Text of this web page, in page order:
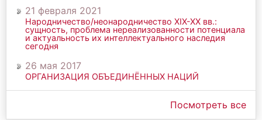
21 февраля 2021
Народничество/неонародничество ХIХ-ХХ вв.:
сущность, проблема нереализованности потенциала
и актуальность их интеллектуального наследия
сегодня
26 мая 2017
ОРГАНИЗАЦИЯ ОБЪЕДИНЁННЫХ НАЦИЙ
Посмотреть все